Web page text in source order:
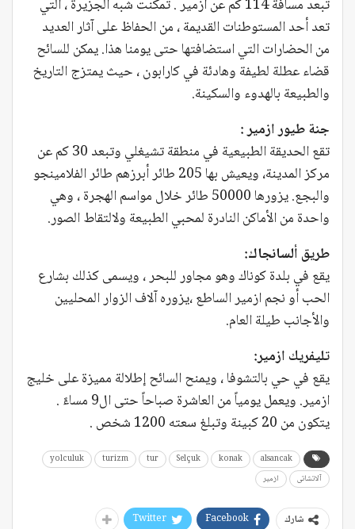
تبعد مسافة 114 كم عن ازمير . تمكنت شبه الجزيرة ، التي
تعد أحد المستوطنات القديمة ، من الحفاظ على آثار العديد
من الحضارات التي استضافتها حتى يومنا هذا. يمكن للسائح
قضاء عطلة لطيفة وهادئة في كارابون ، حيث يمتزج التاريخ
والطبيعة بالهدوء والسكينة.
جنة طيور ازمير :
تقع الحديقة الطبيعية في منطقة تشيغلي وتبعد 30 كم عن
مركز المدينة، ويعيش بها 205 طائر أبرزهم طائر الفلامينجو
والبجع. يزورها 50000 طائر خلال مواسم الهجرة ، وهي
واحدة من الأماكن النادرة لمحبي الطبيعة ولالتقاط الصور.
طريق ألسانجاك:
يقع في بلدة كوناك وهو مجاور للبحر ، ويسمى كذلك بشارع
الحب أو نجم ازمير الساطع ،يزوره آلاف الزوار المحليين
والأجانب طيلة العام.
تليفريك ازمير:
يقع في حي بالتشوفا ، ويمنح السائح إطلالة مميزة على خليج
ازمير. ويعمل يومياً من العاشرة صباحاً حتى ال9 مساءً .
يتكون من 20 كبينة وتبلغ سعته 1200 شخص .
alsancak
konak
Selçuk
tur
turizm
yolculuk
آلاتشاتى
ازمير
شارك Facebook
Twitter